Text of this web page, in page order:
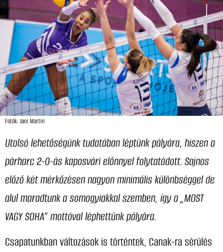
Fotók: Jani Martin
Utolsó lehetőségünk tudatában léptünk pályára, hiszen a
párharc 2-0-ás kaposvári előnnyelfolytatódott. Sajnos
előző két mérkőzésen nagyon minimális különbséggel de
alul maradtunk a somogyiakkal szemben, így a „MOST
VAGY SOHA” mottóval léphettünk pályára.
Csapatunkban változások is történtek, Canak-ra sérülés